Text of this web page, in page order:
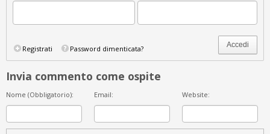
Accedi
Registrati Password dimenticata?
Invia commento come ospite
Nome (Obbligatorio): Email: Website: